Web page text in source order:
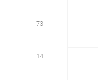
73
14